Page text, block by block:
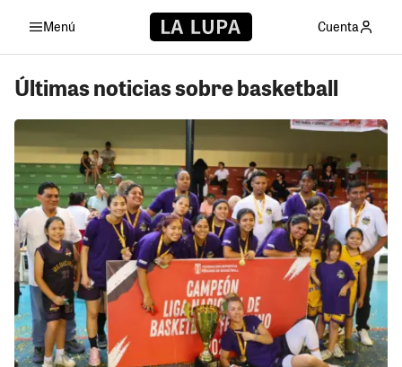
Menú Cuenta
Últimas noticias sobre basketball